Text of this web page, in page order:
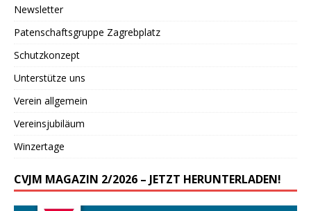
Newsletter
Patenschaftsgruppe Zagrebplatz
Schutzkonzept
Unterstütze uns
Verein allgemein
Vereinsjubiläum
Winzertage
CVJM MAGAZIN 2/2026 – JETZT HERUNTERLADEN!